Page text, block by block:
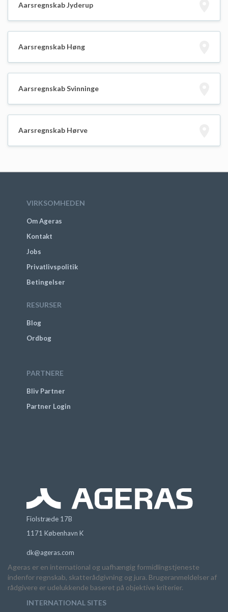
Aarsregnskab Jyderup
Aarsregnskab Høng
Aarsregnskab Svinninge
Aarsregnskab Hørve
VIRKSOMHEDEN
Om Ageras
Kontakt
Jobs
Privatlivspolitik
Betingelser
RESURSER
Blog
Ordbog
PARTNERE
Bliv Partner
Partner Login
Fiolstræde 17B
1171 København K
dk@ageras.com
Ageras er en international og uafhængig formidlingstjeneste
indenfor regnskab, skatterådgivning og jura. Brugeranmeldelser af
rådgivere er udelukkende baseret på objektive kriterier.
INTERNATIONAL SITES